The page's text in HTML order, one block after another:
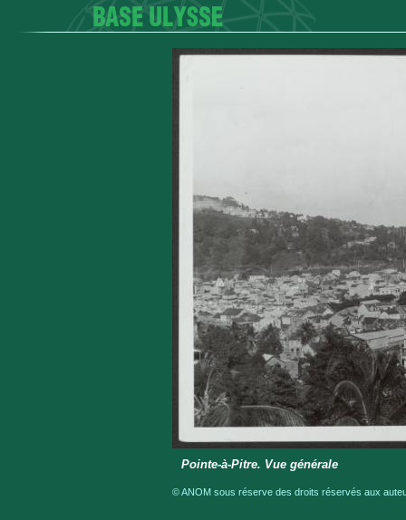
Pointe-à-Pitre. Vue générale
© ANOM sous réserve des droits réservés aux